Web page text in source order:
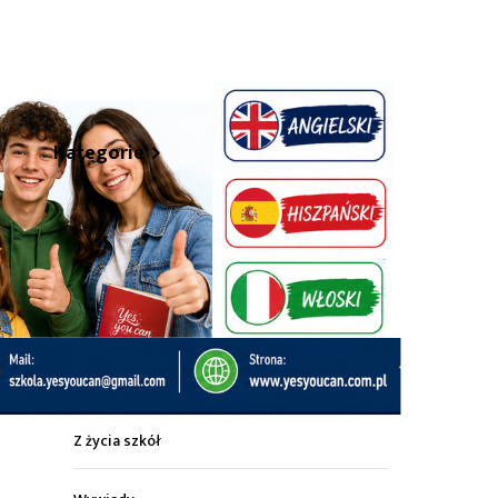
Kategorie
Z życia miasta
Sport
Kultura
Wiadomości z regionu
Z życia szkół